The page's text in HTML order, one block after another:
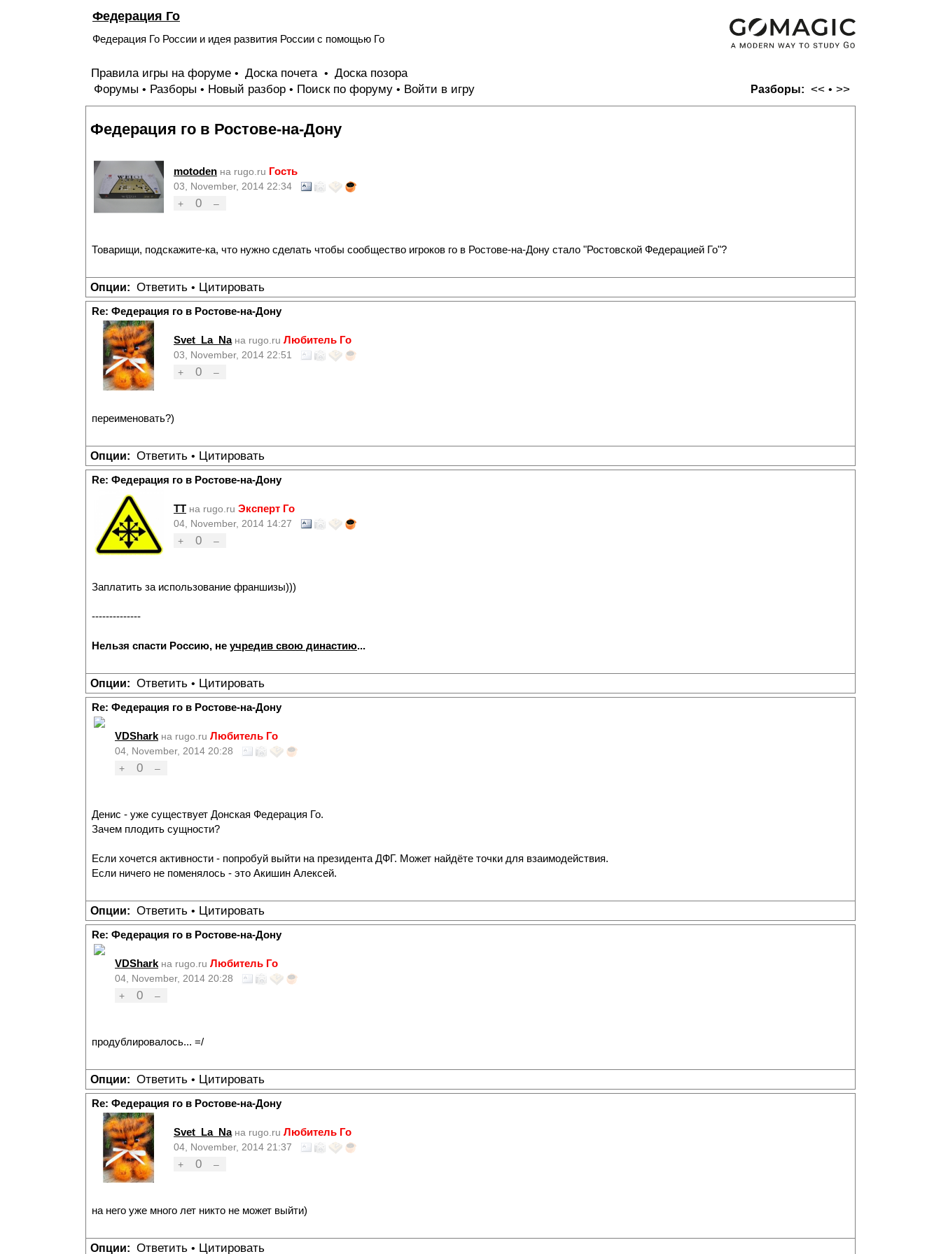
Федерация Го
Федерация Го России и идея развития России с помощью Го
Правила игры на форуме • Доска почета • Доска позора
Разборы: << • >>
Форумы • Разборы • Новый разбор • Поиск по форуму • Войти в игру
Федерация го в Ростове-на-Дону
motoden на rugo.ru Гость
03, November, 2014 22:34
+
0 –
Товарищи, подскажите-ка, что нужно сделать чтобы сообщество игроков го в Ростове-на-Дону стало "Ростовской Федерацией Го"?
Опции: Ответить • Цитировать
Re: Федерация го в Ростове-на-Дону
Svet_La_Na на rugo.ru Любитель Го
03, November, 2014 22:51
+
0 –
переименовать?)
Опции: Ответить • Цитировать
Re: Федерация го в Ростове-на-Дону
TT на rugo.ru Эксперт Го
04, November, 2014 14:27
+
0 –
Заплатить за использование франшизы)))
--------------
Нельзя спасти Россию, не учредив свою династию...
Опции: Ответить • Цитировать
Re: Федерация го в Ростове-на-Дону
VDShark на rugo.ru Любитель Го
04, November, 2014 20:28
+
0 –
Денис - уже существует Донская Федерация Го.
Зачем плодить сущности?
Если хочется активности - попробуй выйти на президента ДФГ. Может найдёте точки для взаимодействия.
Если ничего не поменялось - это Акишин Алексей.
Опции: Ответить • Цитировать
Re: Федерация го в Ростове-на-Дону
VDShark на rugo.ru Любитель Го
04, November, 2014 20:28
+
0 –
продублировалось... =/
Опции: Ответить • Цитировать
Re: Федерация го в Ростове-на-Дону
Svet_La_Na на rugo.ru Любитель Го
04, November, 2014 21:37
+
0 –
на него уже много лет никто не может выйти)
Опции: Ответить • Цитировать